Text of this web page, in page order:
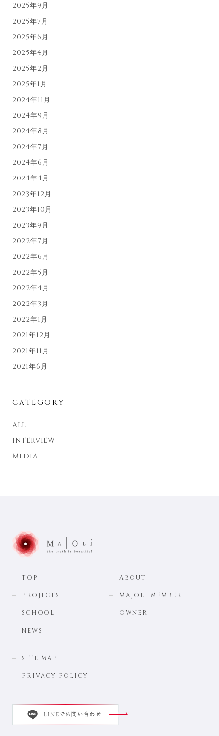
2025年9月
2025年7月
2025年6月
2025年4月
2025年2月
2025年1月
2024年11月
2024年9月
2024年8月
2024年7月
2024年6月
2024年4月
2023年12月
2023年10月
2023年9月
2022年7月
2022年6月
2022年5月
2022年4月
2022年3月
2022年1月
2021年12月
2021年11月
2021年6月
CATEGORY
ALL
INTERVIEW
MEDIA
TOP
PROJECTS
SCHOOL
NEWS
ABOUT
MAJOLI MEMBER
OWNER
SITE MAP
PRIVACY POLICY